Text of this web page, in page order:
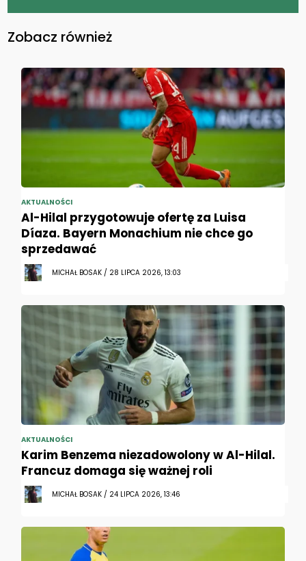
Zobacz również
AKTUALNOŚCI
Al-Hilal przygotowuje ofertę za Luisa
Díaza. Bayern Monachium nie chce go
sprzedawać
MICHAŁ BOSAK / 28 LIPCA 2026, 13:03
AKTUALNOŚCI
Karim Benzema niezadowolony w Al-Hilal.
Francuz domaga się ważnej roli
MICHAŁ BOSAK / 24 LIPCA 2026, 13:46